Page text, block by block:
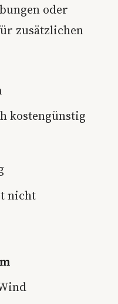
oder
zusätzlichen
kostengünstig
nicht